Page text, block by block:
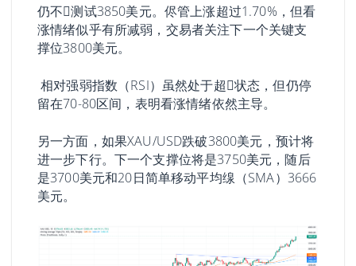
仍不𫖸测试3850美元。侭管上涨超过1.70%，但看
涨情绪似乎有所减弱，交易者关注下一个关键支
撑位3800美元。
相对强弱指数（RSI）虽然处于超𧹒状态，但仍停
留在70-80区间，表明看涨情绪依然主导。
另一方面，如果XAU/USD跌破3800美元，预计将
进一步下行。下一个支撑位将是3750美元，随后
是3700美元和20日简单移动平均缐（SMA）3666
美元。